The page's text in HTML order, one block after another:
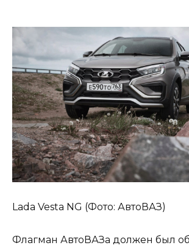
Lada Vesta NG (Фото: АвтоВАЗ)
Флагман АвтоВАЗа должен был